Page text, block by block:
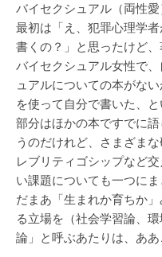
バイセクシュアル（両性愛
最初は「え、犯罪心理学
書くの？」と思ったけど
バイセクシュアル女性で
ュアルについての本がな
を使って自分で書いた、
部分はほかの本ですでに
うのだけれど、さまざま
レブリティゴシップなど
い課題についても一つに
だまあ「生まれか育ちか
る立場を（社会学習論、
論」と呼ぶあたりは、ああ